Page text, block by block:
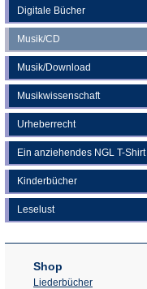
Digitale Bücher
Musik/CD
Musik/Download
Musikwissenschaft
Urheberrecht
Ein anziehendes NGL T-Shirt
Kinderbücher
Leselust
Shop
Liederbücher